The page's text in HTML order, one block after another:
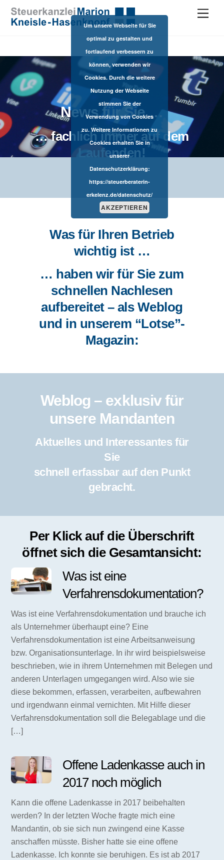
M
e
News für Sie …
… fachlich immer auf dem
Laufenden!
Was für Ihren Betrieb
wichtig ist …
… haben wir für Sie zum
schnellen Nachlesen
aufbereitet – als Weblog
und in unserem “Lotse”-
Magazin:
Weblog – exklusiv für
unsere Mandanten
Aktuelles und Interessantes für
Sie
schnell erfassbar auf den Punkt
gebracht.
Per Klick auf die Überschrift
öffnet sich die Gesamtansicht:
Was ist eine
Verfahrensdokumentation?
Was ist eine Verfahrensdokumentation und brauche ich
als Unternehmer überhaupt eine? Eine
Verfahrensdokumentation ist eine Arbeitsanweisung
bzw. Organisationsunterlage. In ihr wird beispielsweise
beschrieben, wie in ihrem Unternehmen mit Belegen und
anderen Unterlagen umgegangen wird. Also wie sie
diese bekommen, erfassen, verarbeiten, aufbewahren
und irgendwann einmal vernichten. Mit Hilfe dieser
Verfahrensdokumentation soll die Belegablage und die
[…]
Offene Ladenkasse auch in
2017 noch möglich
Kann die offene Ladenkasse in 2017 beibehalten
werden? In der letzten Woche fragte mich eine
Mandantin, ob sie sich nun zwingend eine Kasse
anschaffen müsste. Bisher hatte sie eine offene
Ladenkasse. Ich konnte sie beruhigen. Es ist ab 2017
Um unsere Webseite für Sie
optimal zu gestalten und
fortlaufend verbessern zu
können, verwenden wir
Cookies. Durch die weitere
Nutzung der Webseite
stimmen Sie der
Verwendung von Cookies
zu. Weitere Informationen zu
Cookies erhalten Sie in
unserer
Datenschutzerklärung:
https://steuerberaterin-
erkelenz.de/datenschutz/
AKZEPTIEREN